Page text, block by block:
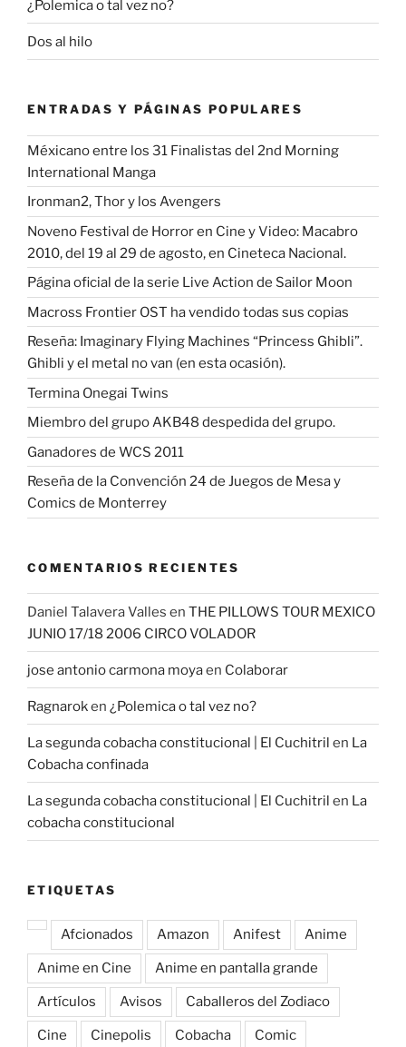
¿Polemica o tal vez no?
Dos al hilo
ENTRADAS Y PÁGINAS POPULARES
Méxicano entre los 31 Finalistas del 2nd Morning
International Manga
Ironman2, Thor y los Avengers
Noveno Festival de Horror en Cine y Video: Macabro
2010, del 19 al 29 de agosto, en Cineteca Nacional.
Página oficial de la serie Live Action de Sailor Moon
Macross Frontier OST ha vendido todas sus copias
Reseña: Imaginary Flying Machines “Princess Ghibli”.
Ghibli y el metal no van (en esta ocasión).
Termina Onegai Twins
Miembro del grupo AKB48 despedida del grupo.
Ganadores de WCS 2011
Reseña de la Convención 24 de Juegos de Mesa y
Comics de Monterrey
COMENTARIOS RECIENTES
Daniel Talavera Valles en THE PILLOWS TOUR MEXICO
JUNIO 17/18 2006 CIRCO VOLADOR
jose antonio carmona moyaen Colaborar
Ragnaroken ¿Polemica o tal vez no?
La segunda cobacha constitucional | El Cuchitril en La
Cobacha confinada
La segunda cobacha constitucional | El Cuchitril en La
cobacha constitucional
ETIQUETAS
Afcionados Amazon Anifest Anime
Anime en Cine Anime en pantalla grande
Artículos Avisos Caballeros del Zodiaco
Cine Cinepolis Cobacha Comic